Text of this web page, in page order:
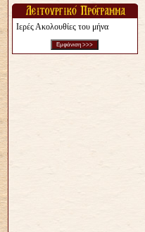
Ιερές Ακολουθίες του μήνα